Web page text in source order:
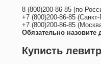
8 (800)200-86-85 (по
+7 (800)200-86-85 (Санкт-
+7 (800)200-86-85 (
Обязательно
Куписть